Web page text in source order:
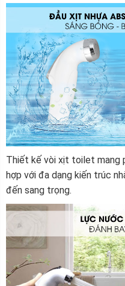
Thiết kế vòi xịt toilet mang
hợp với đa dạng kiến trúc
đến sang trọng.